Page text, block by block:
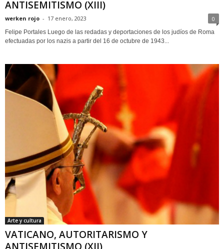
ANTISEMITISMO (XIII)
werken rojo - 17 enero, 2023 0
Felipe Portales Luego de las redadas y deportaciones de los judíos de Roma
efectuadas por los nazis a partir del 16 de octubre de 1943...
Arte y cultura
VATICANO, AUTORITARISMO Y
ANTISEMITISMO (XII)